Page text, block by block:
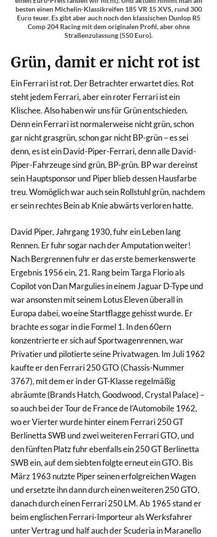
besten einen Michelin-Klassikreifen 185 VR 15 XVS, rund 300
Euro teuer. Es gibt aber auch noch den klassischen Dunlop R5
Comp 204 Racing mit dem originalen Profil, aber ohne
Straßenzulassung (550 Euro).
Grün, damit er nicht rot ist
Ein Ferrari ist rot. Der Betrachter erwartet dies. Rot
steht jedem Ferrari, aber ein roter Ferrari ist ein
Klischee. Also haben wir uns für Grün entschieden.
Denn ein Ferrari ist normalerweise nicht grün, schon
gar nicht grasgrün, schon gar nicht BP-grün – es sei
denn, es ist ein David-Piper-Ferrari, denn alle David-
Piper-Fahrzeuge sind grün, BP-grün. BP war dereinst
sein Hauptsponsor und Piper blieb dessen Hausfarbe
treu. Womöglich war auch sein Rollstuhl grün, nachdem
er sein rechtes Bein ab Knie abwärts verloren hatte.
David Piper, Jahrgang 1930, fuhr ein Leben lang
Rennen. Er fuhr sogar nach der Amputation weiter!
Nach Bergrennen fuhr er das erste bemerkenswerte
Ergebnis 1956 ein, 21. Rang beim Targa Florio als
Copilot von Dan Margulies in einem Jaguar D-Type und
war ansonsten mit seinem Lotus Eleven überall in
Europa dabei, wo eine Startflagge gehisst wurde. Er
brachte es sogar in die Formel 1. In den 60ern
konzentrierte er sich auf Sportwagenrennen, war
Privatier und pilotierte seine Privatwagen. Im Juli 1962
kaufte er den Ferrari 250 GTO (Chassis-Nummer
3767), mit dem er in der GT-Klasse regelmäßig
abräumte (Brands Hatch, Goodwood, Crystal Palace) –
so auch bei der Tour de France de l’Automobile 1962,
wo er Vierter wurde hinter einem Ferrari 250 GT
Berlinetta SWB und zwei weiteren Ferrari GTO, und
den fünften Platz fuhr ebenfalls ein 250 GT Berlinetta
SWB ein, auf dem siebten folgte erneut ein GTO. Bis
März 1963 nutzte Piper seinen erfolgreichen Wagen
und ersetzte ihn dann durch einen weiteren 250 GTO,
danach durch einen Ferrari 250 LM. Ab 1965 stand er
beim englischen Ferrari-Importeur als Werksfahrer
unter Vertrag und half auch der Scuderia in Maranello